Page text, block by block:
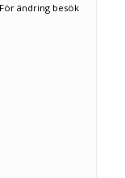
ändring besök